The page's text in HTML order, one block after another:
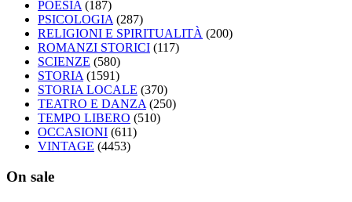
POESIA (187)
PSICOLOGIA (287)
RELIGIONI E SPIRITUALITÀ (200)
ROMANZI STORICI (117)
SCIENZE (580)
STORIA (1591)
STORIA LOCALE (370)
TEATRO E DANZA (250)
TEMPO LIBERO (510)
OCCASIONI (611)
VINTAGE (4453)
On sale